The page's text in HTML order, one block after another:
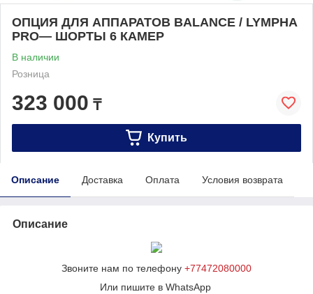
ОПЦИЯ ДЛЯ АППАРАТОВ BALANCE / LYMPHA
PRO— ШОРТЫ 6 КАМЕР
В наличии
Розница
323 000 ₸
Купить
Описание Доставка Оплата Условия возврата
Описание
Звоните нам по телефону +77472080000
Или пишите в WhatsApp